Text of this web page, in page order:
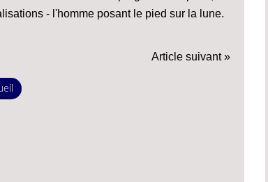
- l'homme posant le pied sur la lune.
Article suivant »